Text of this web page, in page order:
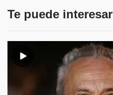
Te puede interesar